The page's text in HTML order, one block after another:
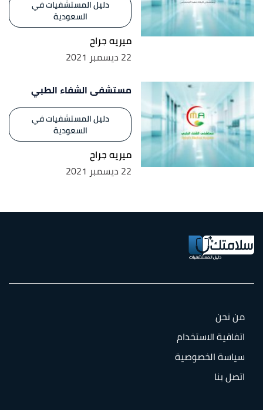
دليل المستشفيات في
السعودية
ميريه جراح
22 ديسمبر 2021
مستشفى الشفاء الطبي
دليل المستشفيات في
السعودية
ميريه جراح
22 ديسمبر 2021
من نحن
اتفاقية الاستخدام
سياسة الخصوصية
اتصل بنا